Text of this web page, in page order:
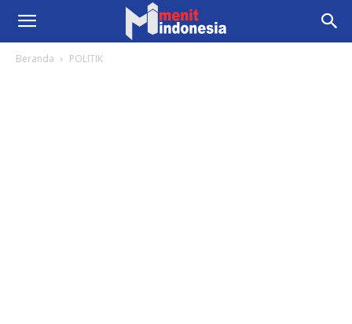
Beranda POLITIK